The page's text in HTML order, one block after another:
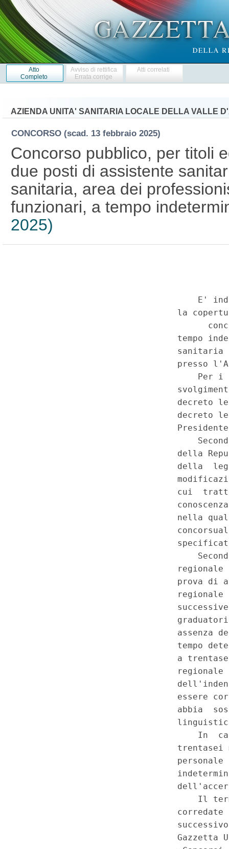
Atto
Completo
Avviso di rettifica
Errata corrige
Atti correlati
AZIENDA UNITA' SANITARIA LOCALE DELLA VALLE
CONCORSO (scad. 13 febbraio 2025)
Concorso pubblico, per titoli
due posti di assistente
sanitaria, area dei
funzionari, a tempo
2025)